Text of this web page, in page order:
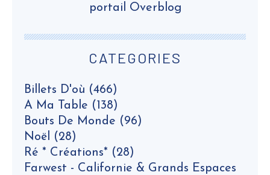
CATEGORIES
Billets D'où (466)
A Ma Table (138)
Bouts De Monde (96)
Noël (28)
Ré * Créations* (28)
Farwest - Californie & Grands Espaces
portail Overblog